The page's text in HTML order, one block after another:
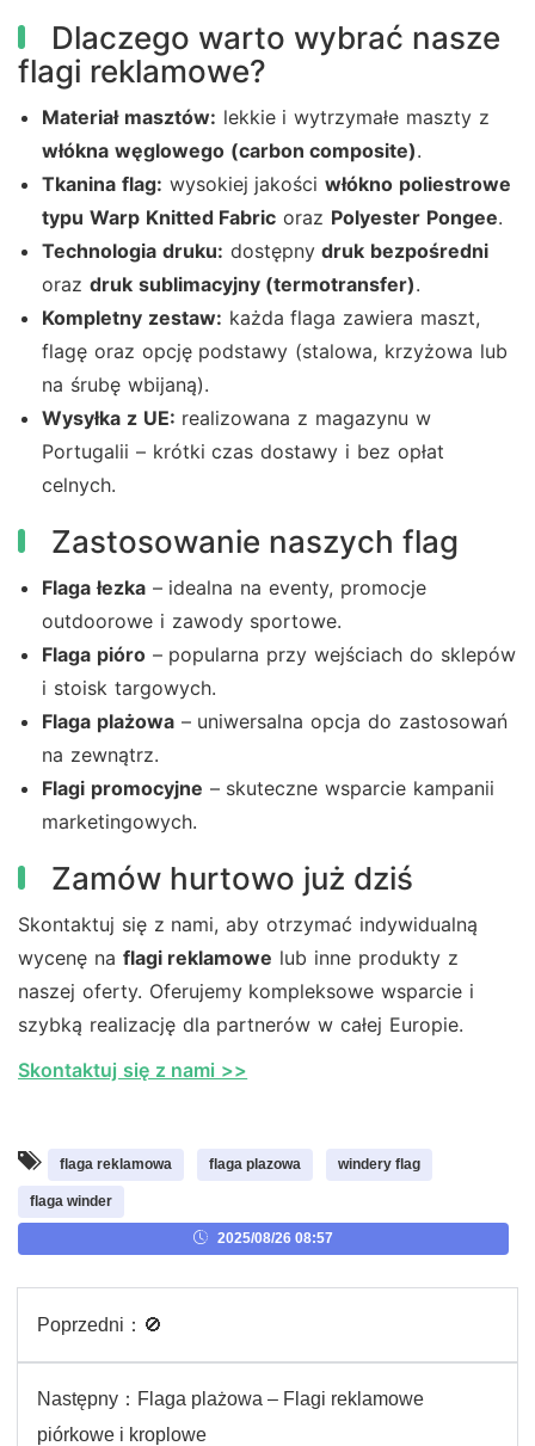
Dlaczego warto wybrać nasze
flagi reklamowe?
Materiał masztów: lekkie i wytrzymałe maszty z
włókna węglowego (carbon composite).
Tkanina flag: wysokiej jakościwłókno poliestrowe
typu Warp Knitted Fabric oraz Polyester Pongee.
Technologia druku: dostępnydruk bezpośredni
oraz druk sublimacyjny (termotransfer).
Kompletny zestaw: każda flaga zawiera maszt,
flagę oraz opcję podstawy (stalowa, krzyżowa lub
na śrubę wbijaną).
Wysyłka z UE: realizowana z magazynu w
Portugalii – krótki czas dostawy i bez opłat
celnych.
Zastosowanie naszych flag
Flaga łezka– idealna na eventy, promocje
outdoorowe i zawody sportowe.
Flaga pióro– popularna przy wejściach do sklepów
i stoisk targowych.
Flaga plażowa– uniwersalna opcja do zastosowań
na zewnątrz.
Flagi promocyjne – skuteczne wsparcie kampanii
marketingowych.
Zamów hurtowo już dziś
Skontaktuj się z nami, aby otrzymać indywidualną
wycenę na flagi reklamowe lub inne produkty z
naszej oferty. Oferujemy kompleksowe wsparcie i
szybką realizację dla partnerów w całej Europie.
Skontaktuj się z nami >>
flaga reklamowa flaga plazowa windery flag
flaga winder
2025/08/26 08:57
Poprzedni： 🚫
Następny： Flaga plażowa – Flagi reklamowe
piórkowe i kroplowe